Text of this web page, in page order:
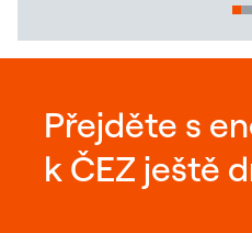
Přejděte s
k ČEZ ještě